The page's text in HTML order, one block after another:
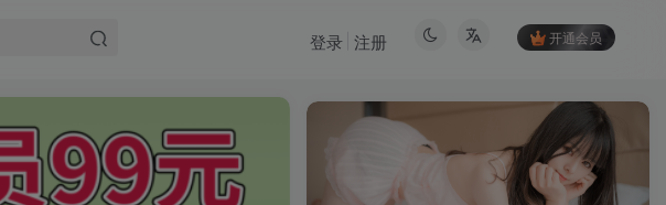
开通会员
登录 注册